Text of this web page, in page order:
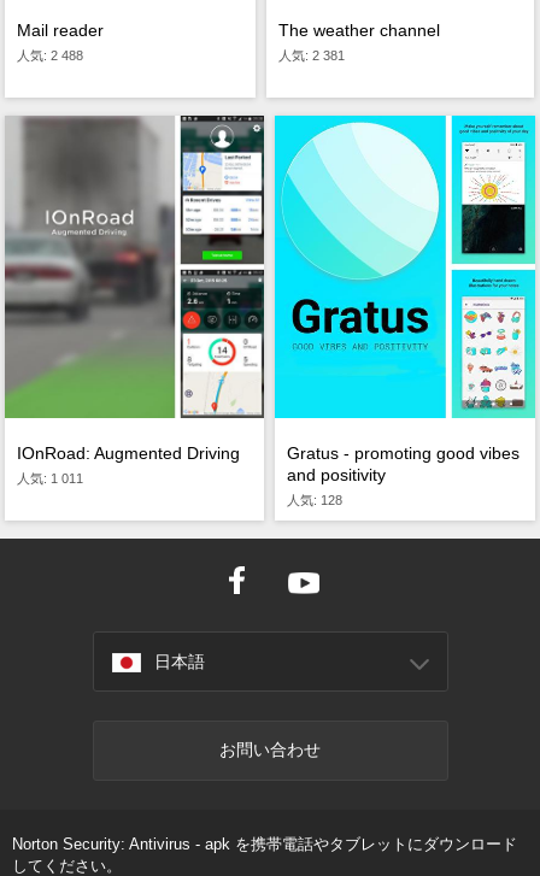
Mail reader
人気: 2 488
The weather channel
人気: 2 381
IOnRoad: Augmented Driving
人気: 1 011
Gratus - promoting good vibes
and positivity
人気: 128
日本語
お問い合わせ
Norton Security: Antivirus - apk を携帯電話やタブレットにダウンロード
してください。